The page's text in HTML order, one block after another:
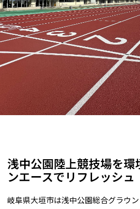
浅中公園陸上競技場を環
ンエースでリフレッシュ
岐阜県大垣市は浅中公園総合グラウ